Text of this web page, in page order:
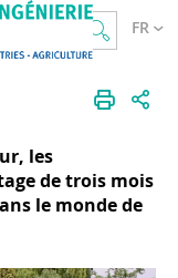
FR
les
de trois mois
le monde de